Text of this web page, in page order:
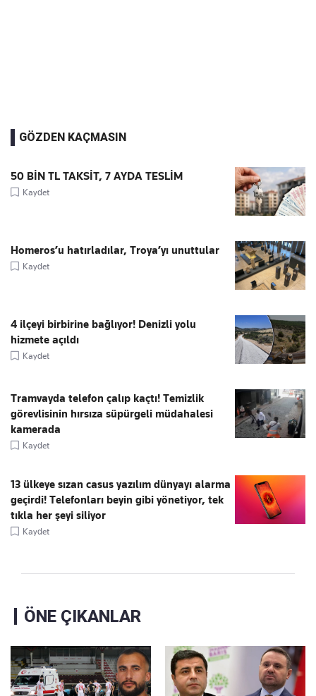
GÖZDEN KAÇMASIN
50 BİN TL TAKSİT, 7 AYDA TESLİM
Kaydet
Homeros’u hatırladılar, Troya’yı unuttular
Kaydet
4 ilçeyi birbirine bağlıyor! Denizli yolu
hizmete açıldı
Kaydet
Tramvayda telefon çalıp kaçtı! Temizlik
görevlisinin hırsıza süpürgeli müdahalesi
kamerada
Kaydet
13 ülkeye sızan casus yazılım dünyayı alarma
geçirdi! Telefonları beyin gibi yönetiyor, tek
tıkla her şeyi siliyor
Kaydet
ÖNE ÇIKANLAR